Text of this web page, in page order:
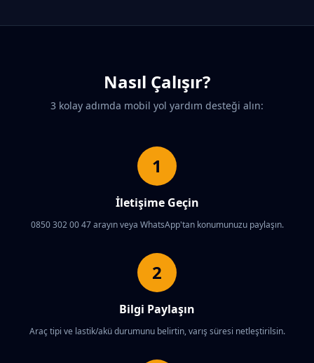
Nasıl Çalışır?
3 kolay adımda mobil yol yardım desteği alın:
1
İletişime Geçin
0850 302 00 47 arayın veya WhatsApp'tan konumunuzu paylaşın.
2
Bilgi Paylaşın
Araç tipi ve lastik/akü durumunu belirtin, varış süresi netleştirilsin.